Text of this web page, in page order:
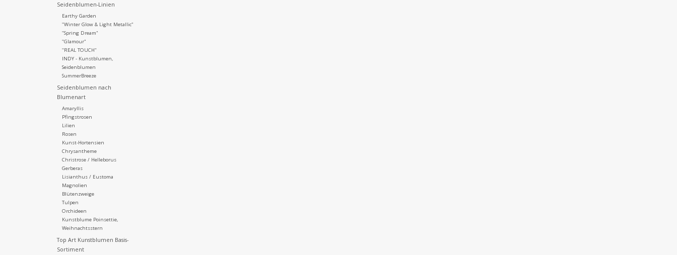
Seidenblumen-Linien
Earthy Garden
"Winter Glow & Light Metallic"
"Spring Dream"
"Glamour"
"REAL TOUCH"
INDY - Kunstblumen,
Seidenblumen
SummerBreeze
Seidenblumen nach
Blumenart
Amaryllis
Pfingstrosen
Lilien
Rosen
Kunst-Hortensien
Chrysantheme
Christrose / Helleborus
Gerberas
Lisianthus / Eustoma
Magnolien
Blütenzweige
Tulpen
Orchideen
Kunstblume Poinsettie,
Weihnachtsstern
Top Art Kunstblumen Basis-
Sortiment